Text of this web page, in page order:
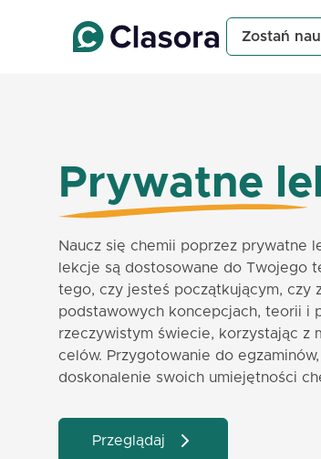
Zostań
Prywatne
Naucz się chemii poprzez prywatne
lekcje są dostosowane do Twojego
tego, czy jesteś początkującym, czy
podstawowych koncepcjach, teorii i
rzeczywistym świecie, korzystając z
celów. Przygotowanie do
doskonalenie swoich umiejętności
Przeglądaj